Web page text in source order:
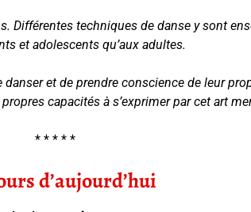
Différentes techniques de danse y sont
et adolescents qu’aux adultes.
et de prendre conscience de leur
capacités à s’exprimer par cet art
* * * * *
d’aujourd’hui